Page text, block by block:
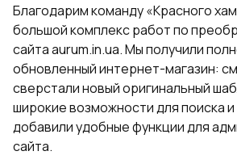
Благодарим команду «Красного
большой комплекс работ по
сайта aurum.in.ua. Мы получили
обновленный интернет-магазин:
сверстали новый оригинальный
широкие возможности для поиска и
добавили удобные функции для
сайта.